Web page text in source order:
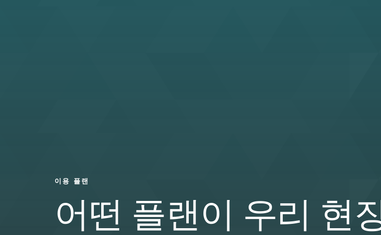
이용 플랜
어떤 플랜이 우리 현